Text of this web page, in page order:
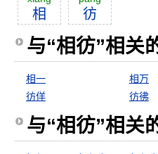
相 彷
与“相彷”相关
相一 相万
彷佯
彷彿
与“相彷”相关